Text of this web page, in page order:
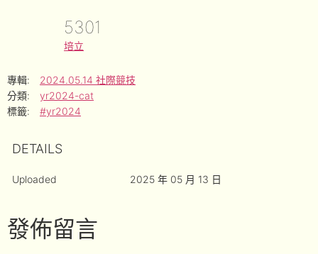
5301
培立
專輯:
2024.05.14 社際競技
分類:
yr2024-cat
標籤:
#yr2024
DETAILS
Uploaded 2025 年 05 月 13 日
發佈留言